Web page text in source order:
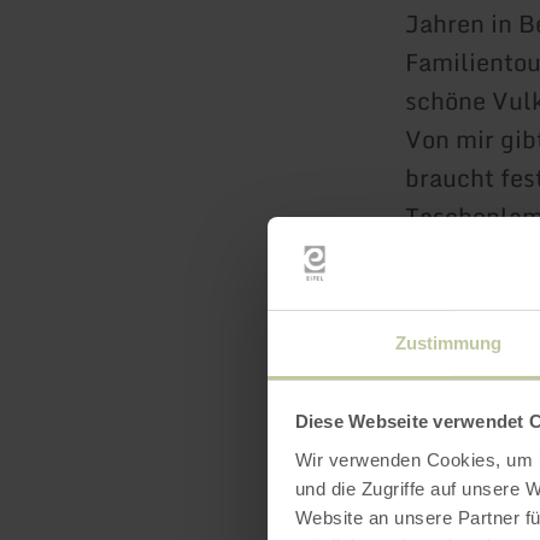
Zustimmung
Diese Webseite verwendet
Wir verwenden Cookies,
und die Zugriffe auf unsere
Website an unsere Partner
Jahren in
schöne
Von mir
braucht
Kosten:
Kontakt